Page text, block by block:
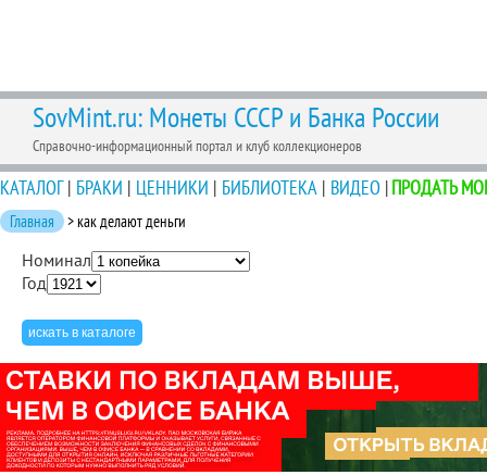
SovMint.ru: Монеты СССР и Банка России
Справочно-информационный портал и клуб коллекционеров
КАТАЛОГ| БРАКИ | ЦЕННИКИ | БИБЛИОТЕКА | ВИДЕО |ПРОДАТЬ
Главная > как делают деньги
Номинал
Год